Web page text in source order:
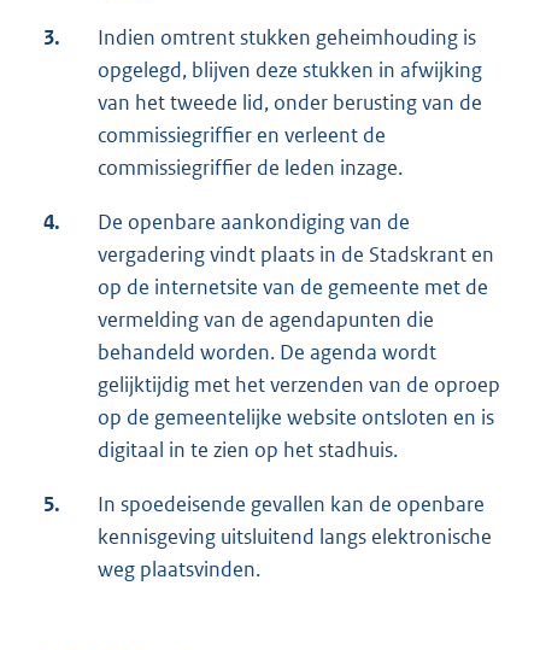
3.
Indien omtrent stukken geheimhouding is
opgelegd, blijven deze stukken in afwijking
van het tweede lid, onder berusting van de
commissiegriffier en verleent de
commissiegriffier de leden inzage.
4.
De openbare aankondiging van de
vergadering vindt plaats in de Stadskrant en
op de internetsite van de gemeente met de
vermelding van de agendapunten die
behandeld worden. De agenda wordt
gelijktijdig met het verzenden van de oproep
op de gemeentelijke website ontsloten en is
digitaal in te zien op het stadhuis.
5.
In spoedeisende gevallen kan de openbare
kennisgeving uitsluitend langs elektronische
weg plaatsvinden.